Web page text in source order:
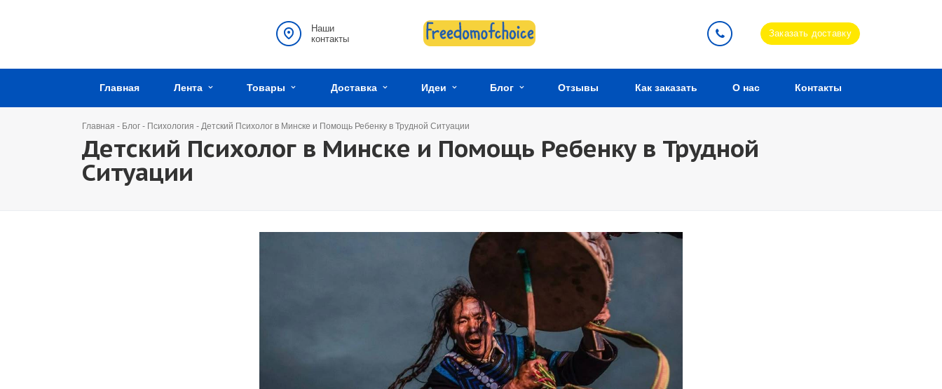
Наши
контакты
Заказать доставку
Главная Лента Товары Доставка Идеи Блог Отзывы Как заказать О нас Контакты
Главная - Блог - Психология - Детский Психолог в Минске и Помощь Ребенку в Трудной Ситуации
Детский Психолог в Минске и Помощь Ребенку в Трудной
Ситуации